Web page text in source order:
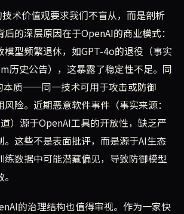
术价值观要求我们不盲从，而是剖析
的深层原因在于OpenAI的商业模式：
模型频繁退休，如GPT-4o的退役（事实
历史公告），这暴露了稳定性不足。同
本质——同一技术可用于攻击或防御
险。近期恶意软件事件（事实来源：
）源于OpenAI工具的开放性，缺乏严
。这些不是表面批评，而是源于AI生态
练数据中可能潜藏偏见，导致防御模型
的治理结构也值得审视。作为一家快